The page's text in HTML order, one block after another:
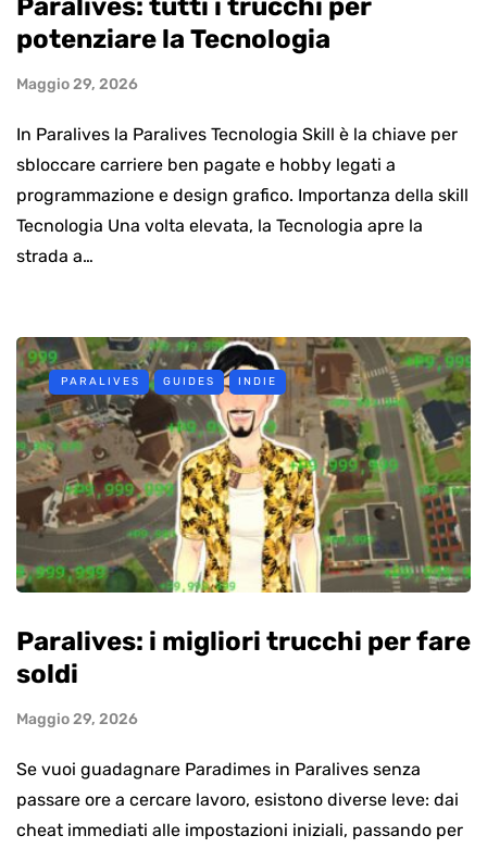
Paralives: tutti i trucchi per
potenziare la Tecnologia
Maggio 29, 2026
In Paralives la Paralives Tecnologia Skill è la chiave per
sbloccare carriere ben pagate e hobby legati a
programmazione e design grafico. Importanza della skill
Tecnologia Una volta elevata, la Tecnologia apre la
strada a…
PARALIVES GUIDES INDIE
Paralives: i migliori trucchi per fare
soldi
Maggio 29, 2026
Se vuoi guadagnare Paradimes in Paralives senza
passare ore a cercare lavoro, esistono diverse leve: dai
cheat immediati alle impostazioni iniziali, passando per